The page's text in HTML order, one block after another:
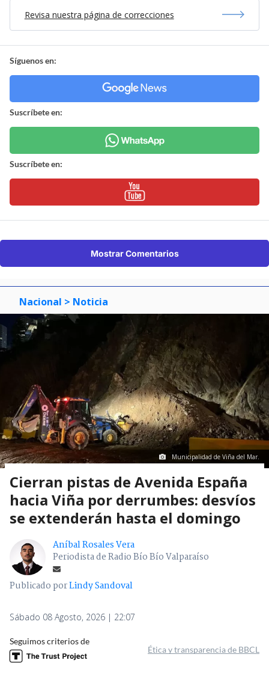
Revisa nuestra página de correcciones
Síguenos en:
Suscríbete en:
Suscríbete en:
Mostrar Comentarios
Nacional > Noticia
Municipalidad de Viña del Mar.
Cierran pistas de Avenida España
hacia Viña por derrumbes: desvíos
se extenderán hasta el domingo
Aníbal Rosales Vera
Periodista de Radio Bío Bío Valparaíso
Publicado porLindy Sandoval
Sábado 08 Agosto, 2026 | 22:07
Seguimos criterios de
Ética y transparencia de BBCL